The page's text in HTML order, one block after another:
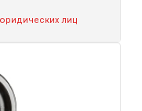
лиц